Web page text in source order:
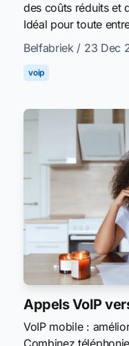
des coûts réduits et
Idéal pour toute
Belfabriek / 23 Dec
voip
Appels VoIP
VoIP mobile :
Combinez